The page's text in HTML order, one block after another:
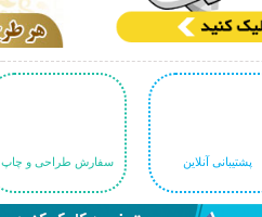
پشتیبانی آنلاین سفارش طراحی و چاپ